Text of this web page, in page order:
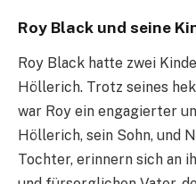
Roy Black und seine
Roy Black hatte zwei
Höllerich. Trotz seines
war Roy ein engagierter
Höllerich, sein Sohn, und
Tochter, erinnern sich an